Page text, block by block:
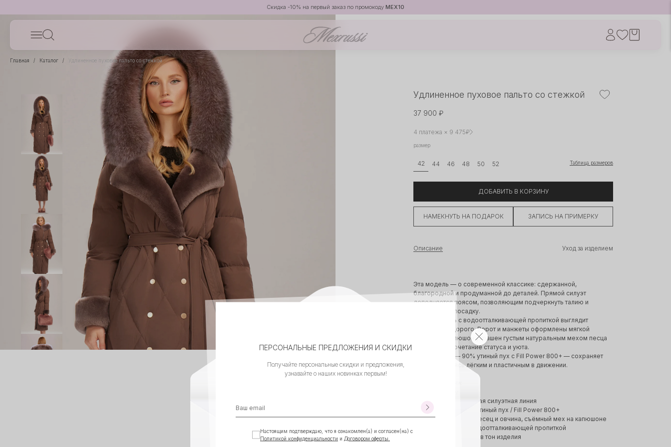
Скидка -10% на первый заказ по промокоду MEX10
Главная Каталог Удлиненное пуховое пальто со стежкой
Удлиненное пуховое пальто со стежкой
37 900 ₽
4 платежа × 9 475₽
размер
42 44 46 48 50 52 Таблица размеров
ДОБАВИТЬ В КОРЗИНУ
НАМЕКНУТЬ НА ПОДАРОК ЗАПИСЬ НА ПРИМЕРКУ
Описание Уход за изделием
Эта модель — о современной классике: сдержанной,
благородной и продуманной до деталей. Прямой силуэт
дополняется поясом, позволяющим подчеркнуть талию и
варьировать посадку.
Матовая ткань с водоотталкивающей пропиткой выглядит
лаконично и дорого. Ворот и манжеты оформлены мягкой
овчиной, а капюшон украшен густым натуральным мехом песца
— создавая сочетание статуса и уюта.
Наполнитель — 90% утиный пух с Fill Power 800+ — сохраняет
тепло, оставаясь лёгким и пластичным в движении.
• Посадка: приталенная силуэтная линия
• Наполнитель: 90% утиный пух / Fill Power 800+
• Мех: натуральный песец и овчина, съёмный мех на капюшоне
• Ткань: матовая с водоотталкивающей пропиткой
• Комплектация: пояс в тон изделия
ПЕРСОНАЛЬНЫЕ ПРЕДЛОЖЕНИЯ И СКИДКИ
Получайте персональные скидки и предложения,
узнавайте о наших новинках первым!
Настоящим подтверждаю, что я ознакомлен(а) и согласен(на) с
Политикой конфиденциальности и Договором оферты.